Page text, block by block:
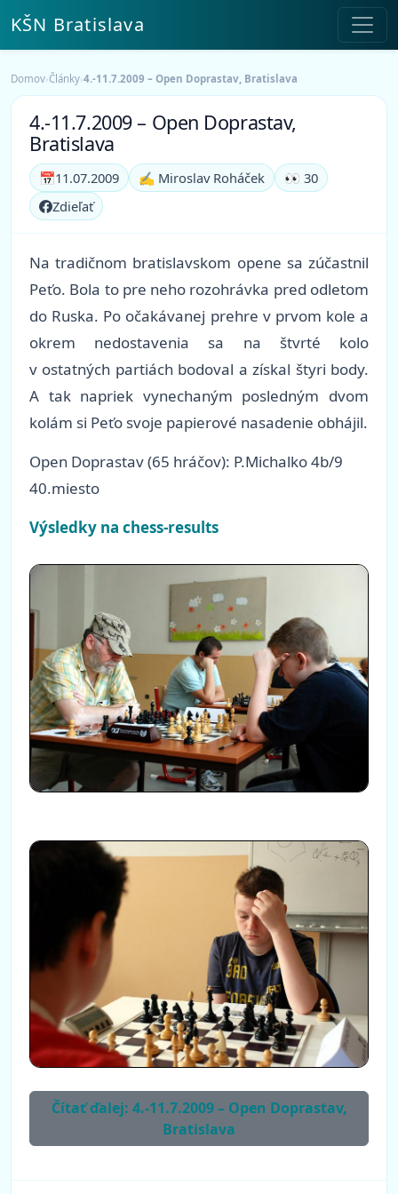
KŠN Bratislava
Domov›Články›4.-11.7.2009 – Open Doprastav, Bratislava
4.-11.7.2009 – Open Doprastav,
Bratislava
📅11.07.2009 ✍️ Miroslav Roháček
👀 30
Zdieľať
Na tradičnom bratislavskom opene sa zúčastnil
Peťo. Bola to pre neho rozohrávka pred odletom
do Ruska. Po očakávanej prehre v prvom kole a
okrem nedostavenia sa na štvrté kolo
v ostatných partiách bodoval a získal štyri body.
A tak napriek vynechaným posledným dvom
kolám si Peťo svoje papierové nasadenie obhájil.
Open Doprastav (65 hráčov): P.Michalko 4b/9
40.miesto
Výsledky na chess-results
Čítať ďalej: 4.-11.7.2009 – Open Doprastav,
Bratislava